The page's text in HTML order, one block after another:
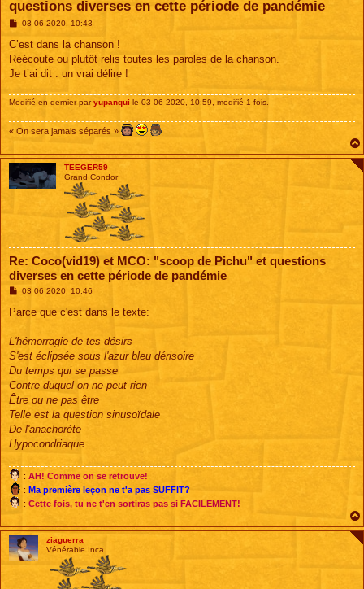
questions diverses en cette période de pandémie
M
s
a
g
03 06 2020, 10:43
C’est dans la chanson !
Réécoute ou plutôt relis toutes les paroles de la chanson.
Je t’ai dit : un vrai délire !
Modifié en dernier par yupanqui le 03 06 2020, 10:59, modifié 1 fois.
« On sera jamais séparés »
TEEGER59
Grand Condor
Re: Coco(vid19) et MCO: "scoop de Pichu" et questions
diverses en cette période de pandémie
M
s
g
03 06 2020, 10:46
Parce que c'est dans le texte:
L'hémorragie de tes désirs
S'est éclipsée sous l'azur bleu dérisoire
Du temps qui se passe
Contre duquel on ne peut rien
Être ou ne pas être
Telle est la question sinusoïdale
De l'anachorète
Hypocondriaque
: AH! Comme on se retrouve!
: Ma première leçon ne t'a pas SUFFIT?
: Cette fois, tu ne t'en sortiras pas si FACILEMENT!
ziaguerra
Vénérable Inca